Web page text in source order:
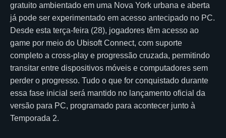
gratuito ambientado em uma Nova York urbana e aberta
já pode ser experimentado em acesso antecipado no PC.
Desde esta terça-feira (28), jogadores têm acesso ao
game por meio do Ubisoft Connect, com suporte
completo a cross-play e progressão cruzada, permitindo
transitar entre dispositivos móveis e computadores sem
perder o progresso. Tudo o que for conquistado durante
essa fase inicial será mantido no lançamento oficial da
versão para PC, programado para acontecer junto à
Temporada 2.